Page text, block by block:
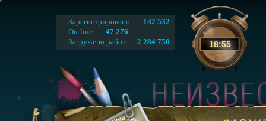
18:55
Зарегистрировано — 132 532
On-line — 47 276
Загружено работ — 2 284 750